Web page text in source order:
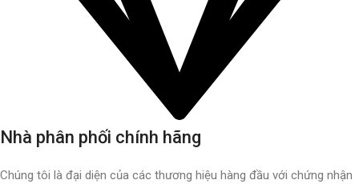
Nhà phân phối chính hãng
Chúng tôi là đại diện của các thương hiệu hàng đầu với chứng nhận